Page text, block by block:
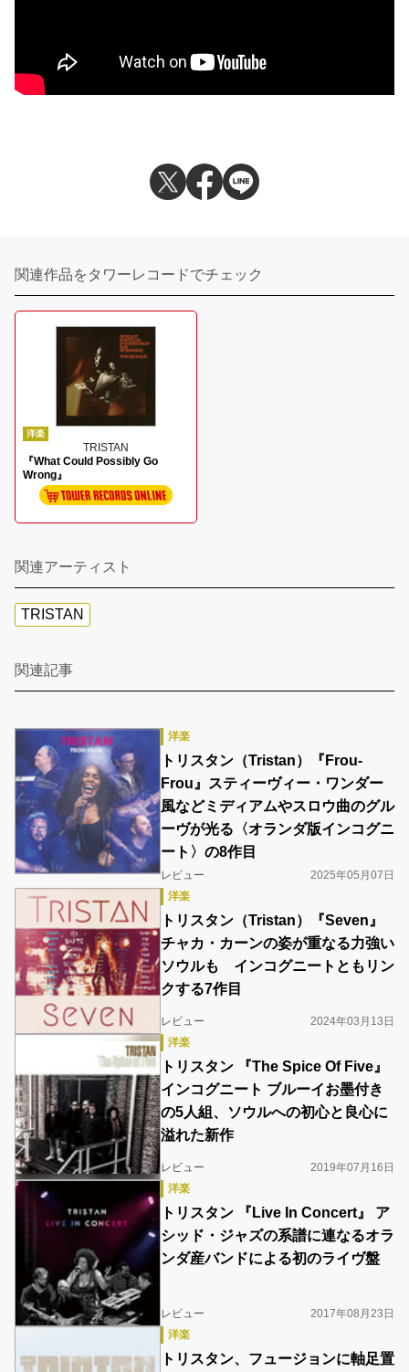
関連作品をタワーレコードでチェック
洋楽
TRISTAN
『What Could Possibly Go
Wrong』
関連アーティスト
TRISTAN
関連記事
洋楽
トリスタン（Tristan）『Frou-
Frou』スティーヴィー・ワンダー
風などミディアムやスロウ曲のグル
ーヴが光る〈オランダ版インコグニ
ート〉の8作目
レビュー
2025年05月07日
洋楽
トリスタン（Tristan）『Seven』
チャカ・カーンの姿が重なる力強い
ソウルも インコグニートともリン
クする7作目
レビュー
2024年03月13日
洋楽
トリスタン 『The Spice Of Five』
インコグニート ブルーイお墨付き
の5人組、ソウルへの初心と良心に
溢れた新作
レビュー
2019年07月16日
洋楽
トリスタン 『Live In Concert』 ア
シッド・ジャズの系譜に連なるオラ
ンダ産バンドによる初のライヴ盤
レビュー
2017年08月23日
洋楽
トリスタン、フュージョンに軸足置